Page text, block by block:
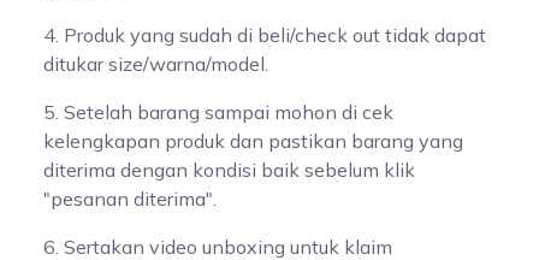
4. Produk yang sudah di beli/check out tidak dapat
ditukar size/warna/model.
5. Setelah barang sampai mohon di cek
kelengkapan produk dan pastikan barang yang
diterima dengan kondisi baik sebelum klik
"pesanan diterima".
6. Sertakan video unboxing untuk klaim